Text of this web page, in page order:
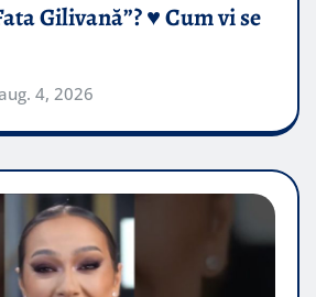
Gilivană”? ♥️ Cum vi se
4, 2026